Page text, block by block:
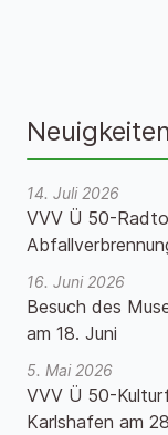
Neuigkeiten
14. Juli 2026
VVV Ü 50-
16. Juni 2026
Besuch des
am 18. Juni
5. Mai 2026
VVV Ü 50-
Karlshafen am